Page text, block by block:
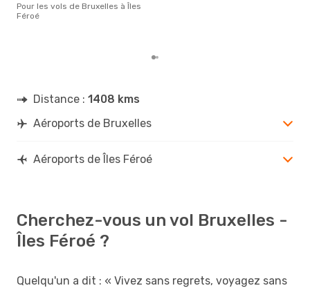
Pour les vols de Bruxelles à Îles
Féroé
Distance : 1408 kms
Aéroports de Bruxelles
Aéroports de Îles Féroé
Cherchez-vous un vol Bruxelles -
Îles Féroé ?
Quelqu'un a dit : « Vivez sans regrets, voyagez sans